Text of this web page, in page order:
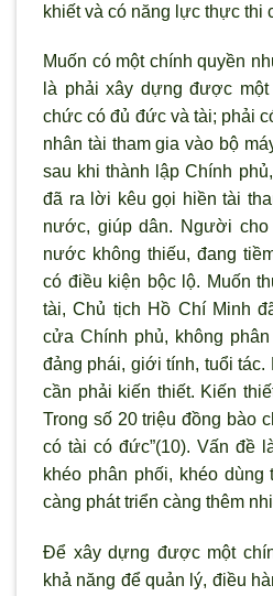
khiết và có năng lực thực thi
Muốn có một chính quyền
là phải xây dựng được
chức có đủ đức và tài; phải
nhân tài tham gia vào bộ
sau khi thành lập Chính
đã ra lời kêu gọi hiền tài
nước, giúp dân. Người
nước không thiếu, đang
có điều kiện bộc lộ. Muốn
tài, Chủ tịch Hồ Chí Minh
cửa Chính phủ, không
đảng phái, giới tính, tuổi
cần phải kiến thiết. Kiến
Trong số 20 triệu đồng bào
có tài có đức”(10). Vấn đề
khéo phân phối, khéo
càng phát triển càng thêm
Để xây dựng được một
khả năng để quản lý, điều